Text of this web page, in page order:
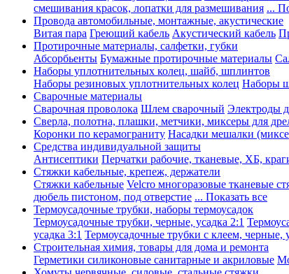
смешивания красок, лопатки для размешивания ...
Провода автомобильные, монтажные, акустические
Витая пара Греющий кабель Акустический кабель
Протирочные материалы, салфетки, губки
Абсорбьенты Бумажные протирочные материалы
Наборы уплотнительных колец, шайб, шплинтов
Наборы резиновых уплотнительных колец Наборы
Сварочные материалы
Сварочная проволока Шлем сварочный Электроды
Сверла, полотна, плашки, метчики, миксеры для
Коронки по керамограниту Насадки мешалки
Средства индивидуальной защиты
Антисептики Перчатки рабочие, тканевые, ХБ,
Стяжки кабельные, крепеж, держатели
Стяжки кабельные Velcro многоразовые тканевые
дюбель пистоном, под отверстие ... Показать все
Термоусадочные трубки, наборы термоусадок
Термоусадочные трубки, черные, усадка 2:1
усадка 3:1 Термоусадочные трубки с клеем, черные,
Строительная химия, товары для дома и ремонта
Герметики силиконовые санитарные и акриловые